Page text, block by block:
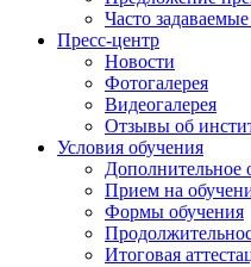
Часто
Пресс-центр
Новости
Фотогалерея
Видеогалерея
Отзывы об
Условия обучения
Дополнительное
Прием на
Формы обучения
Итоговая